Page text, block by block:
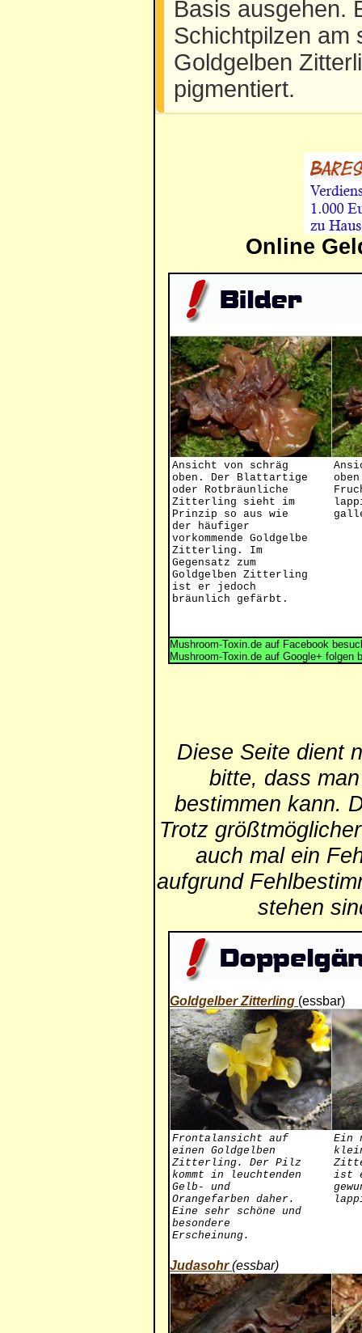
Basis ausgehen.
Schichtpilzen am
Goldgelben
pigmentiert.
Online
Ansicht von schräg
oben. Der Blattartige
oder Rotbräunliche
Zitterling sieht im
Prinzip so aus wie
der häufiger
vorkommende Goldgelbe
Zitterling. Im
Gegensatz zum
Goldgelben Zitterling
ist er jedoch
bräunlich gefärbt.
Mushroom-Toxin.de auf Facebook
Mushroom-Toxin.de auf Google+ folgen
Diese Seite dient
bitte, dass
bestimmen kann.
Trotz
auch mal ein
aufgrund
stehen
Goldgelber Zitterling (essbar)
Frontalansicht auf
einen Goldgelben
Zitterling. Der Pilz
kommt in leuchtenden
Gelb- und
Orangefarben daher.
Eine sehr schöne und
besondere
Erscheinung.
Ein
ist
Judasohr (essbar)